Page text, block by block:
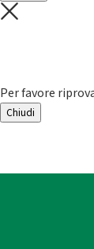
Per favore
Chiudi